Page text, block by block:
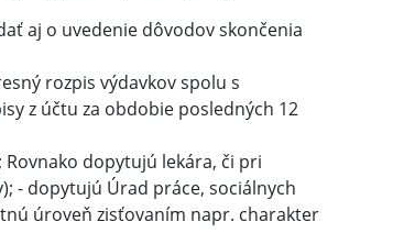
aj o uvedenie dôvodov skončenia
rozpis výdavkov spolu s
z účtu za obdobie posledných 12
dopytujú lekára, či pri
- dopytujú Úrad práce, sociálnych
úroveň zisťovaním napr. charakter